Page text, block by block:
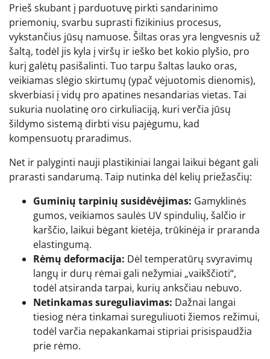
Prieš skubant į parduotuvę pirkti sandarinimo
priemonių, svarbu suprasti fizikinius procesus,
vykstančius jūsų namuose. Šiltas oras yra lengvesnis už
šaltą, todėl jis kyla į viršų ir ieško bet kokio plyšio, pro
kurį galėtų pasišalinti. Tuo tarpu šaltas lauko oras,
veikiamas slėgio skirtumų (ypač vėjuotomis dienomis),
skverbiasi į vidų pro apatines nesandarias vietas. Tai
sukuria nuolatinę oro cirkuliaciją, kuri verčia jūsų
šildymo sistemą dirbti visu pajėgumu, kad
kompensuotų praradimus.
Net ir palyginti nauji plastikiniai langai laikui bėgant gali
prarasti sandarumą. Taip nutinka dėl kelių priežasčių:
Guminių tarpinių susidėvėjimas: Gamyklinės
gumos, veikiamos saulės UV spindulių, šalčio ir
karščio, laikui bėgant kietėja, trūkinėja ir praranda
elastingumą.
Rėmų deformacija: Dėl temperatūrų svyravimų
langų ir durų rėmai gali nežymiai „vaikščioti“,
todėl atsiranda tarpai, kurių anksčiau nebuvo.
Netinkamas sureguliavimas: Dažnai langai
tiesiog nėra tinkamai sureguliuoti žiemos režimui,
todėl varčia nepakankamai stipriai prisispaudžia
prie rėmo.